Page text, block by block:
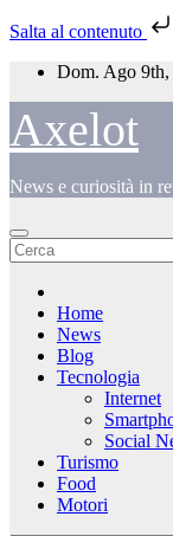
Salta al contenuto
Salta
contenuto
Dom. Ago 9th,
Axelot
News e curiosità in
Home
News
Blog
Tecnologia
Internet
Social
Turismo
Food
Motori